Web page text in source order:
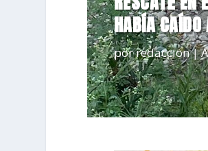
HABÍA CAÍDO
porredaccion|